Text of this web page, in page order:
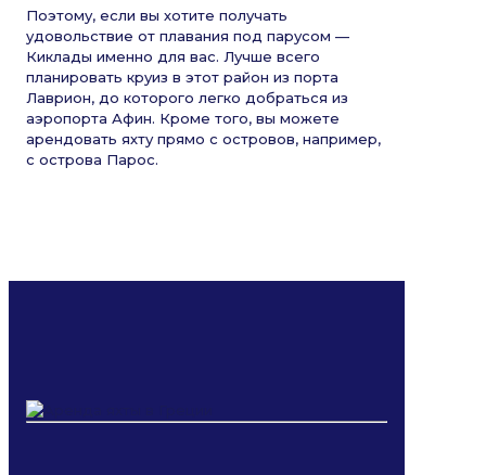
Поэтому, если вы хотите получать
удовольствие от плавания под парусом —
Киклады именно для вас. Лучше всего
планировать круиз в этот район из порта
Лаврион, до которого легко добраться из
аэропорта Афин. Кроме того, вы можете
арендовать яхту прямо с островов, например,
с острова Парос.